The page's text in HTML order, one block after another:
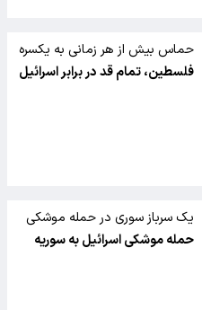
حماس بیش از هر زمانی به یکسره
کردن نبرد با تل آویو نزدیک شده
فلسطین، تمام قد در برابر اسرائیل
یک سرباز سوری در حمله موشکی
اسرائیل کشته شد
حمله موشکی اسرائیل به سوریه